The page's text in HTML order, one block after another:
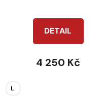
DETAIL
4 250 Kč
L